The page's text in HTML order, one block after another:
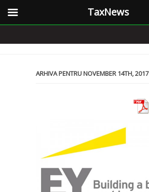
ARHIVA PENTRU NOVEMBER 14TH, 2017
TaxNews